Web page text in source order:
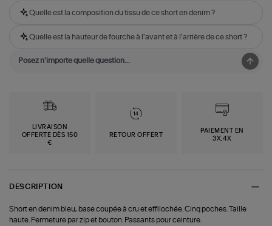
Quelle est la composition du tissu de ce short en denim ?
Quelle est la hauteur de fourche à l'avant et à l'arrière de ce short ?
LIVRAISON
OFFERTE DÈS 150
€
RETOUR OFFERT
PAIEMENT EN
3X,4X
DESCRIPTION
Short en denim bleu, base coupée à cru et effilochée. Cinq poches. Taille
haute. Fermeture par zip et bouton. Passants pour ceinture.